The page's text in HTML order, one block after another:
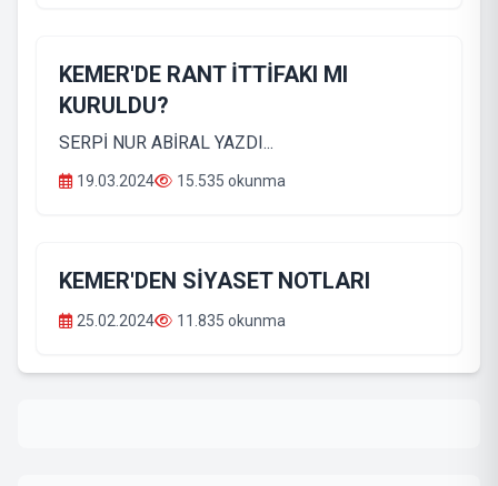
KEMER'DE RANT İTTİFAKI MI
KURULDU?
SERPİ NUR ABİRAL YAZDI...
19.03.2024 15.535 okunma
KEMER'DEN SİYASET NOTLARI
25.02.2024 11.835 okunma